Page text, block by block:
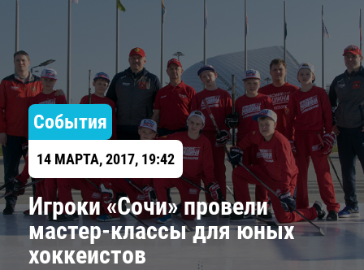
События
14 МАРТА, 2017, 19:42
Игроки «Сочи» провели
мастер-классы для юных
хоккеистов